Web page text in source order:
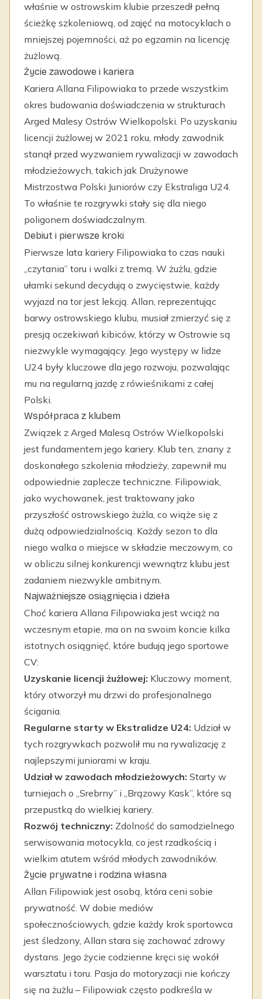
właśnie w ostrowskim klubie przeszedł pełną
ścieżkę szkoleniową, od zajęć na motocyklach o
mniejszej pojemności, aż po egzamin na licencję
żużlową.
Życie zawodowe i kariera
Kariera Allana Filipowiaka to przede wszystkim
okres budowania doświadczenia w strukturach
Arged Malesy Ostrów Wielkopolski. Po uzyskaniu
licencji żużlowej w 2021 roku, młody zawodnik
stanął przed wyzwaniem rywalizacji w zawodach
młodzieżowych, takich jak Drużynowe
Mistrzostwa Polski Juniorów czy Ekstraliga U24.
To właśnie te rozgrywki stały się dla niego
poligonem doświadczalnym.
Debiut i pierwsze kroki
Pierwsze lata kariery Filipowiaka to czas nauki
„czytania” toru i walki z tremą. W żużlu, gdzie
ułamki sekund decydują o zwycięstwie, każdy
wyjazd na tor jest lekcją. Allan, reprezentując
barwy ostrowskiego klubu, musiał zmierzyć się z
presją oczekiwań kibiców, którzy w Ostrowie są
niezwykle wymagający. Jego występy w lidze
U24 były kluczowe dla jego rozwoju, pozwalając
mu na regularną jazdę z rówieśnikami z całej
Polski.
Współpraca z klubem
Związek z Arged Malesą Ostrów Wielkopolski
jest fundamentem jego kariery. Klub ten, znany z
doskonałego szkolenia młodzieży, zapewnił mu
odpowiednie zaplecze techniczne. Filipowiak,
jako wychowanek, jest traktowany jako
przyszłość ostrowskiego żużla, co wiąże się z
dużą odpowiedzialnością. Każdy sezon to dla
niego walka o miejsce w składzie meczowym, co
w obliczu silnej konkurencji wewnątrz klubu jest
zadaniem niezwykle ambitnym.
Najważniejsze osiągnięcia i dzieła
Choć kariera Allana Filipowiaka jest wciąż na
wczesnym etapie, ma on na swoim koncie kilka
istotnych osiągnięć, które budują jego sportowe
CV:
Uzyskanie licencji żużlowej: Kluczowy moment,
który otworzył mu drzwi do profesjonalnego
ścigania.
Regularne starty w Ekstralidze U24: Udział w
tych rozgrywkach pozwolił mu na rywalizację z
najlepszymi juniorami w kraju.
Udział w zawodach młodzieżowych: Starty w
turniejach o „Srebrny” i „Brązowy Kask”, które są
przepustką do wielkiej kariery.
Rozwój techniczny: Zdolność do samodzielnego
serwisowania motocykla, co jest rzadkością i
wielkim atutem wśród młodych zawodników.
Życie prywatne i rodzina własna
Allan Filipowiak jest osobą, która ceni sobie
prywatność. W dobie mediów
społecznościowych, gdzie każdy krok sportowca
jest śledzony, Allan stara się zachować zdrowy
dystans. Jego życie codzienne kręci się wokół
warsztatu i toru. Pasja do motoryzacji nie kończy
się na żużlu – Filipowiak często podkreśla w